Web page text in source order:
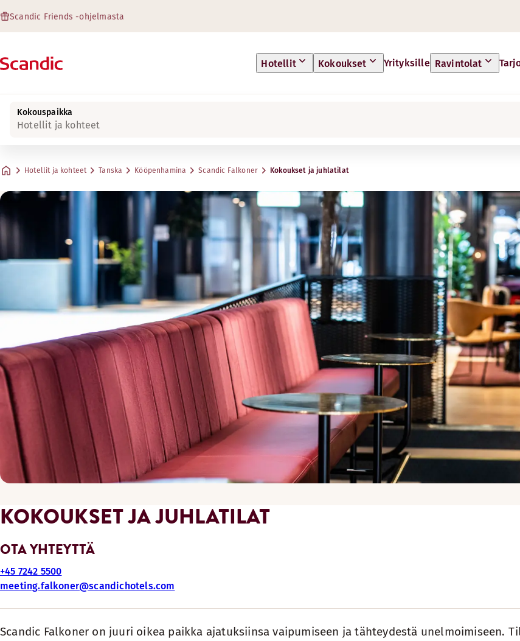
Scandic Friends -ohjelmasta
Hotellit Kokoukset Yrityksille Ravintolat
Kokouspaikka
Hotellit ja kohteet
Hotellit ja kohteet Tanska Kööpenhamina Scandic Falkoner Kokoukset ja juhlatilat
KOKOUKSET JA JUHLATILAT
OTA YHTEYTTÄ
+45 7242 5500
meeting.falkoner@scandichotels.com
Scandic Falkoner on juuri oikea paikka ajatuksiinsa vaipumiseen ja tähteydestä unelmoimiseen.